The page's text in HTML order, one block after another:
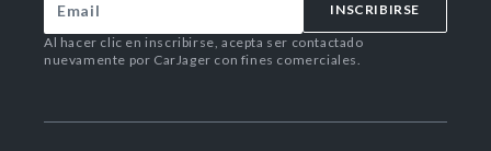
INSCRIBIRSE
Al hacer clic en inscribirse, acepta ser contactado
nuevamente por CarJager con fines comerciales.